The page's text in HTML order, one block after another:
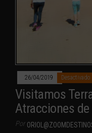
26/04/2019 Desactivado
Visitamos
Atracciones
Por